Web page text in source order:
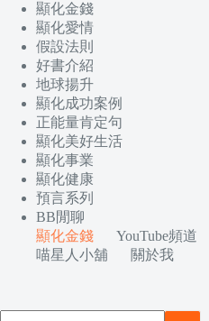
顯化金錢
顯化愛情
假設法則
好書介紹
地球揚升
顯化成功案例
正能量肯定句
顯化美好生活
顯化事業
顯化健康
預言系列
BB閒聊
顯化金錢
YouTube頻道
喵星人小舖
關於我